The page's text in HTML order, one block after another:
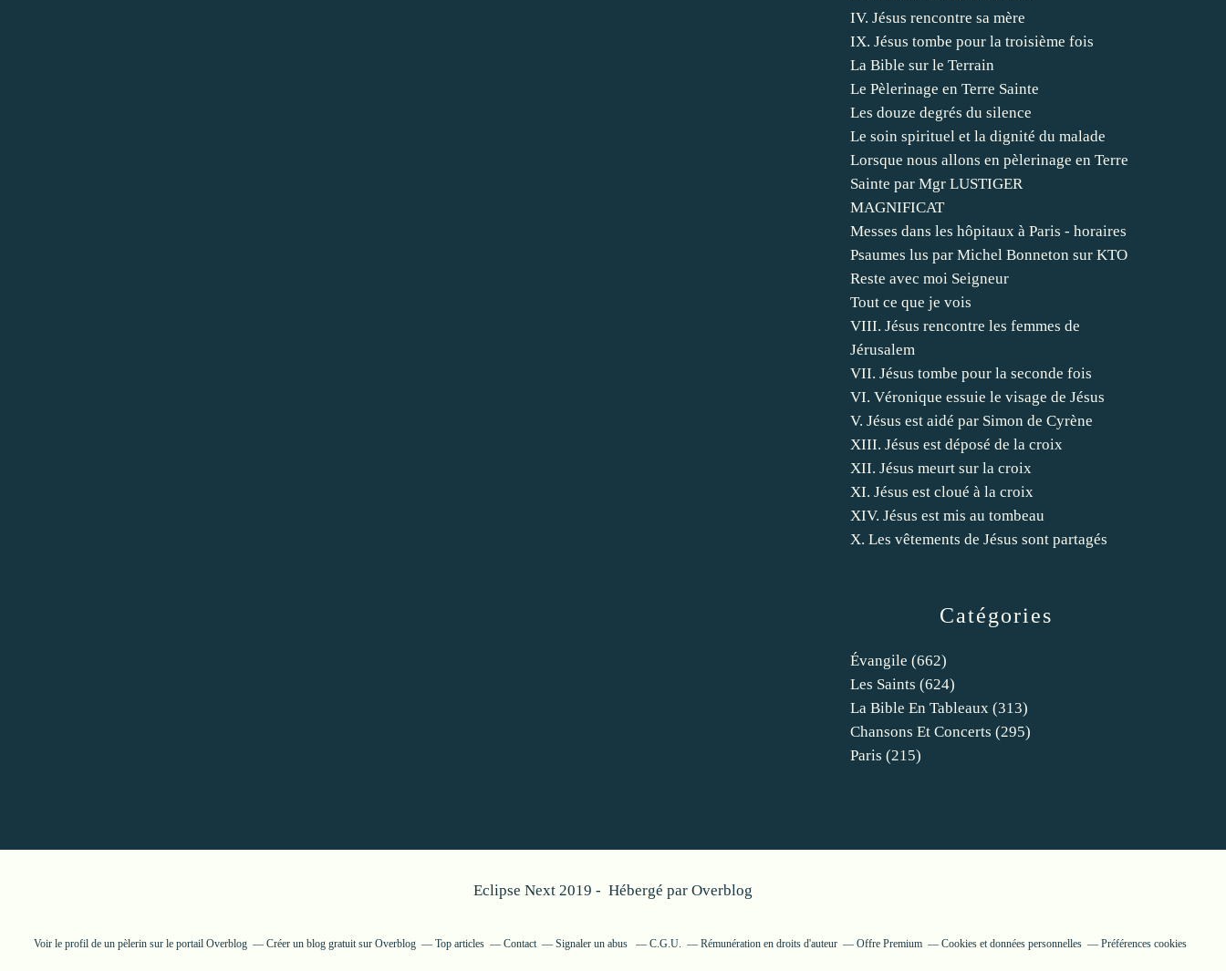
Catégories
Évangile (662)
Les Saints (624)
La Bible En Tableaux (313)
Chansons Et Concerts (295)
Paris (215)
IV. Jésus rencontre sa mère
IX. Jésus tombe pour la troisième fois
La Bible sur le Terrain
Le Pèlerinage en Terre Sainte
Les douze degrés du silence
Le soin spirituel et la dignité du malade
Lorsque nous allons en pèlerinage en Terre
Sainte par Mgr LUSTIGER
MAGNIFICAT
Messes dans les hôpitaux à Paris - horaires
Psaumes lus par Michel Bonneton sur KTO
Reste avec moi Seigneur
Tout ce que je vois
VIII. Jésus rencontre les femmes de
Jérusalem
VII. Jésus tombe pour la seconde fois
VI. Véronique essuie le visage de Jésus
V. Jésus est aidé par Simon de Cyrène
XIII. Jésus est déposé de la croix
XII. Jésus meurt sur la croix
XI. Jésus est cloué à la croix
XIV. Jésus est mis au tombeau
X. Les vêtements de Jésus sont partagés
Eclipse Next 2019 - Hébergé par Overblog
Voir le profil de un pèlerin sur le portail Overblog Créer un blog gratuit sur Overblog Top articles Contact Signaler un abus C.G.U. Rémunération en droits d'auteur Offre Premium Cookies et données personnelles Préférences cookies